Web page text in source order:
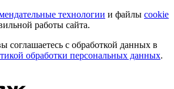
технологии и файлы cookie
работы сайта.
соглашаетесь с обработкой данных в
обработки персональных данных.